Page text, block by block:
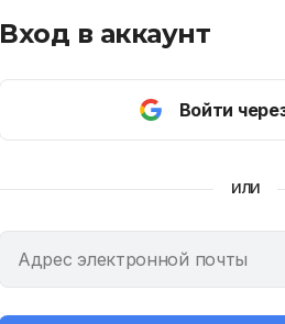
Вход в аккаунт
Войти
ИЛИ